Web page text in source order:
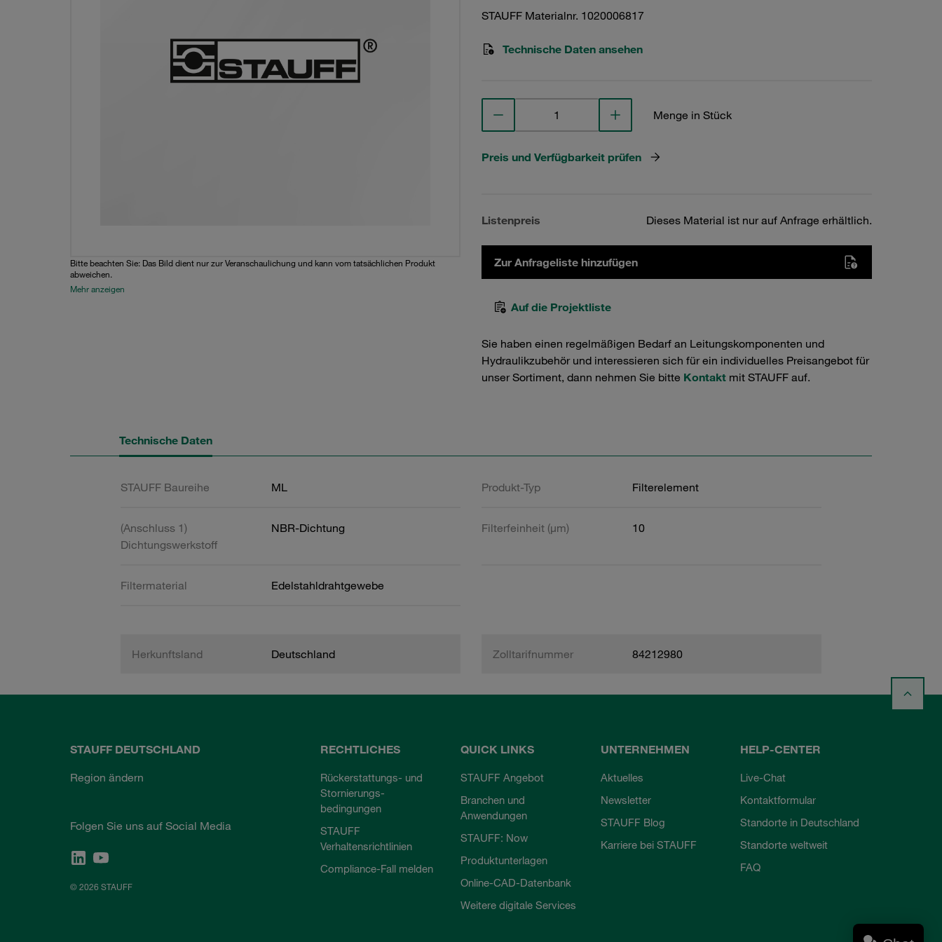
Bitte beachten Sie: Das Bild dient nur zur Veranschaulichung und kann vom tatsächlichen Produkt
abweichen.
Mehr anzeigen
STAUFF Materialnr. 1020006817
Technische Daten ansehen
Menge in Stück
Preis und Verfügbarkeit prüfen
Listenpreis Dieses Material ist nur auf Anfrage erhältlich.
Zur Anfrageliste hinzufügen
Auf die Projektliste
Sie haben einen regelmäßigen Bedarf an Leitungskomponenten und
Hydraulikzubehör und interessieren sich für ein individuelles Preisangebot für
unser Sortiment, dann nehmen Sie bitte Kontakt mit STAUFF auf.
Technische Daten
STAUFF Baureihe ML Produkt-Typ Filterelement
(Anschluss 1)
Dichtungswerkstoff
NBR-Dichtung Filterfeinheit (µm) 10
Filtermaterial Edelstahldrahtgewebe
Herkunftsland Deutschland Zolltarifnummer 84212980
STAUFF DEUTSCHLAND
Region ändern
Folgen Sie uns auf Social Media
© 2026 STAUFF
RECHTLICHES
Rückerstattungs- und
Stornierungs-
bedingungen
STAUFF
Verhaltensrichtlinien
Compliance-Fall melden
QUICK LINKS
STAUFF Angebot
Branchen und
Anwendungen
STAUFF: Now
Produktunterlagen
Online-CAD-Datenbank
Weitere digitale Services
UNTERNEHMEN
Aktuelles
Newsletter
STAUFF Blog
Karriere bei STAUFF
HELP-CENTER
Live-Chat
Kontaktformular
Standorte in Deutschland
Standorte weltweit
FAQ